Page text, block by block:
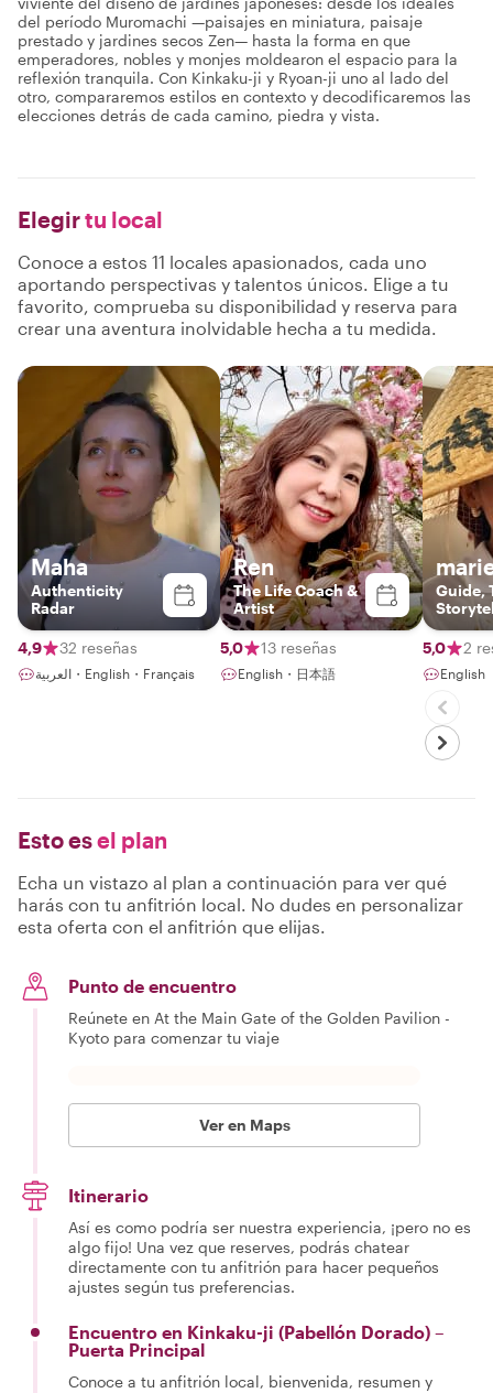
del período Muromachi —paisajes en miniatura, paisaje
prestado y jardines secos Zen— hasta la forma en que
emperadores, nobles y monjes moldearon el espacio para la
reflexión tranquila. Con Kinkaku-ji y Ryoan-ji uno al lado del
otro, compararemos estilos en contexto y decodificaremos las
elecciones detrás de cada camino, piedra y vista.
Elegirtu local
Conoce a estos 11 locales apasionados, cada uno
aportando perspectivas y talentos únicos. Elige a tu
favorito, comprueba su disponibilidad y reserva para
crear una aventura inolvidable hecha a tu medida.
Maha
Authenticity
Radar
4,9 32 reseñas
العربية・English・Français
Ren
The Life Coach &
Artist
5,0 13 reseñas
English・日本語
Guide,
5,0 2
English
Esto esel plan
Echa un vistazo al plan a continuación para ver qué
harás con tu anfitrión local. No dudes en personalizar
esta oferta con el anfitrión que elijas.
Punto de encuentro
Reúnete en At the Main Gate of the Golden Pavilion -
Kyoto para comenzar tu viaje
Ver en Maps
Itinerario
Así es como podría ser nuestra experiencia, ¡pero no es
algo fijo! Una vez que reserves, podrás chatear
directamente con tu anfitrión para hacer pequeños
ajustes según tus preferencias.
Encuentro en Kinkaku-ji (Pabellón Dorado) –
Puerta Principal
Conoce a tu anfitrión local, bienvenida, resumen y